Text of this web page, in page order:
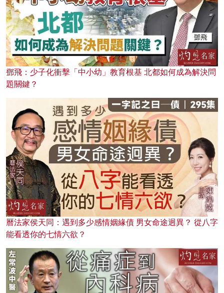
鄧飛：少子化衝擊「中小幼」教育根基 北都如何成為解決問
題關鍵？
曆法家侯天同：遇到多少感情姻緣債 男女命途迥異？ 從八字
能看透你的七情六欲？